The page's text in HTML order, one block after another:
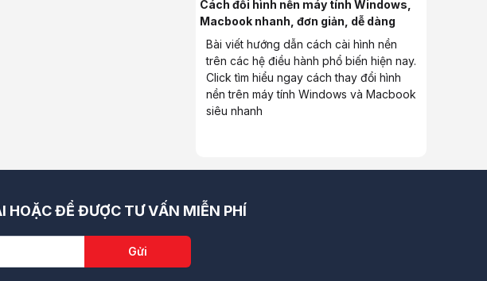
Cách đổi hình nền máy tính Windows,
Macbook nhanh, đơn giản, dễ dàng
Bài viết hướng dẫn cách cài hình nền
trên các hệ điều hành phổ biến hiện nay.
Click tìm hiểu ngay cách thay đổi hình
nền trên máy tính Windows và Macbook
siêu nhanh
"Trang Bị Để Bứt Phá - Chinh Phục Ngôi Vương", dành riêng cho cộng đồng yêu
HOẶC ĐỂ ĐƯỢC TƯ VẤN MIỄN PHÍ
Gửi